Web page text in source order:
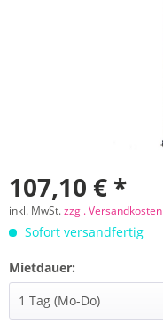
107,10 € *
inkl. MwSt.zzgl. Versandkosten
Sofort versandfertig
Mietdauer: